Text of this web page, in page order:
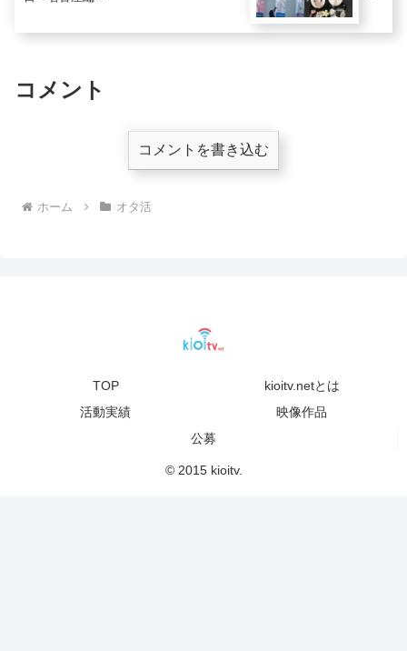
コメント
コメントを書き込む
ホーム オタ活
TOP
kioitv.netとは
活動実績
映像作品
公募
© 2015 kioitv.